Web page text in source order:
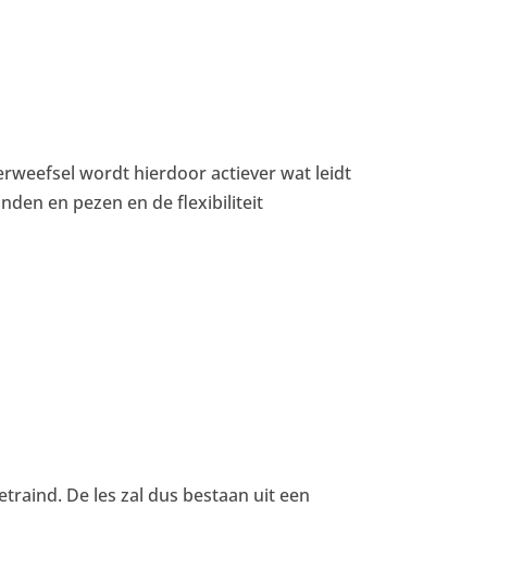
wordt hierdoor actiever wat leidt
en pezen en de flexibiliteit
De les zal dus bestaan uit een